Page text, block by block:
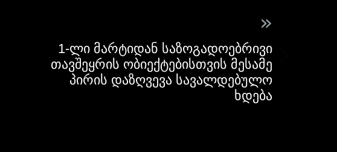
»
1-ლი მარტიდან საზოგადოებრივი
თავშეყრის ობიექტებისთვის მესამე
პირის დაზღვევა სავალდებულო
ხდება